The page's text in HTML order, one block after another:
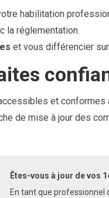
habilitation
la réglementation.
et vous différencier
et conformes
de mise à jour des
Êtes-vous à jour de vos
En tant que professionnel